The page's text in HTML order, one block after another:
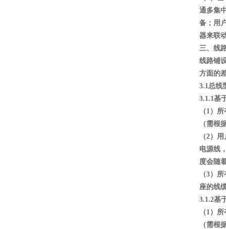
通多集
备；用
器来联
三、线
线路铺
方面的
3.1总线
3.1.1基
（1）
（需根
（2）
电源线
度会随
（3）
座的线
3.1.2基
（1）
（需根